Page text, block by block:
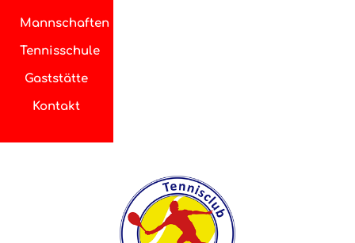
Mannschaften
Tennisschule
Gaststätte
Kontakt